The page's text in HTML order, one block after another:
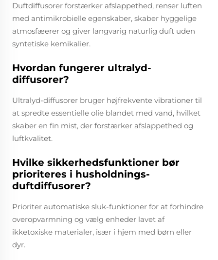
Duftdiffusorer forstærker afslappethed, renser luften
med antimikrobielle egenskaber, skaber hyggelige
atmosfæerer og giver langvarig naturlig duft uden
syntetiske kemikalier.
Hvordan fungerer ultralyd-
diffusorer?
Ultralyd-diffusorer bruger højfrekvente vibrationer til
at spredte essentielle olie blandet med vand, hvilket
skaber en fin mist, der forstærker afslappethed og
luftkvalitet.
Hvilke sikkerhedsfunktioner bør
prioriteres i husholdnings-
duftdiffusorer?
Prioriter automatiske sluk-funktioner for at forhindre
overopvarmning og vælg enheder lavet af
ikketoxiske materialer, især i hjem med børn eller
dyr.